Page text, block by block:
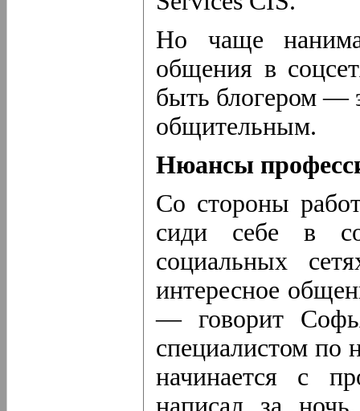
Но чаще
общения в
быть блогером —
общительным.
Нюансы
Со стороны
сиди себе в
социальных
интересное
— говорит
специалистом по
начинается с